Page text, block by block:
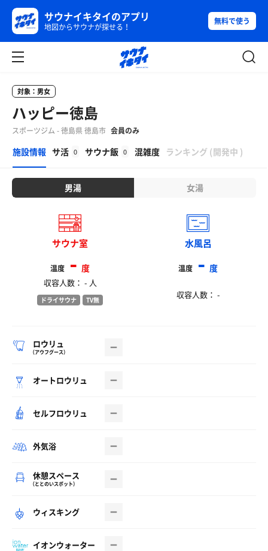
サウナイキタイのアプリ
地図からサウナが探せる！
無料で使う
対象：男女
ハッピー徳島
スポーツジム - 徳島県 徳島市 会員のみ
施設情報 サ活 0 サウナ飯 0 混雑度 ランキング (開発中 )
男湯 女湯
サウナ室
温度 -度
収容人数： - 人
ドライサウナ TV無
水風呂
温度 -度
収容人数： -
ロウリュ
（アウフグース）
オートロウリュ
セルフロウリュ
外気浴
休憩スペース
（ととのいスポット）
ウィスキング
イオンウォーター